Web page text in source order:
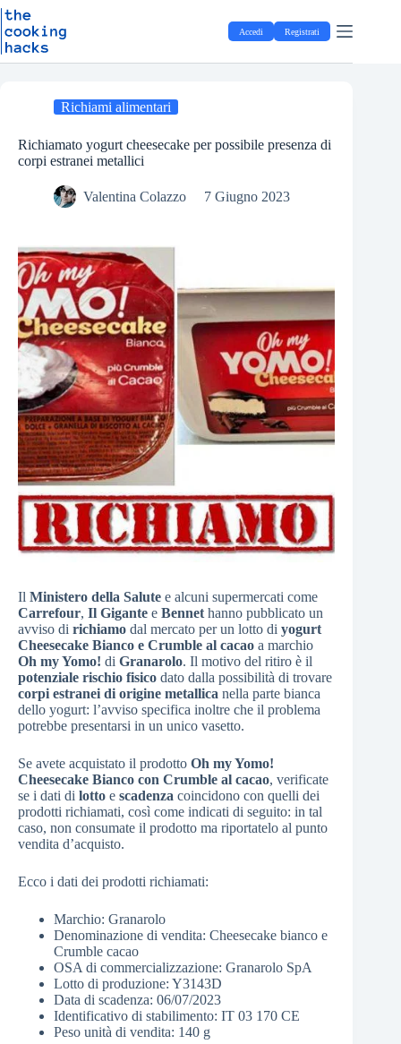
S
t
Salta
al
contenuto
Accedi Registrati
Richiami alimentari
Richiamato yogurt cheesecake per possibile presenza di
corpi estranei metallici
Valentina Colazzo 7 Giugno 2023
Il Ministero della Salute e alcuni supermercati come
Carrefour, Il Gigante e Bennet hanno pubblicato un
avviso di richiamo dal mercato per un lotto di yogurt
Cheesecake Bianco e Crumble al cacao a marchio
Oh my Yomo! di Granarolo. Il motivo del ritiro è il
potenziale rischio fisico dato dalla possibilità di trovare
corpi estranei di origine metallica nella parte bianca
dello yogurt: l’avviso specifica inoltre che il problema
potrebbe presentarsi in un unico vasetto.
Se avete acquistato il prodotto Oh my Yomo!
Cheesecake Bianco con Crumble al cacao, verificate
se i dati di lotto e scadenza coincidono con quelli dei
prodotti richiamati, così come indicati di seguito: in tal
caso, non consumate il prodotto ma riportatelo al punto
vendita d’acquisto.
Ecco i dati dei prodotti richiamati:
Marchio: Granarolo
Denominazione di vendita: Cheesecake bianco e
Crumble cacao
OSA di commercializzazione: Granarolo SpA
Lotto di produzione: Y3143D
Data di scadenza: 06/07/2023
Identificativo di stabilimento: IT 03 170 CE
Peso unità di vendita: 140 g